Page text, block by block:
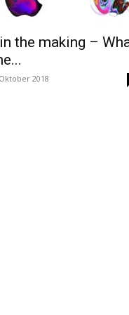
the making –
2018